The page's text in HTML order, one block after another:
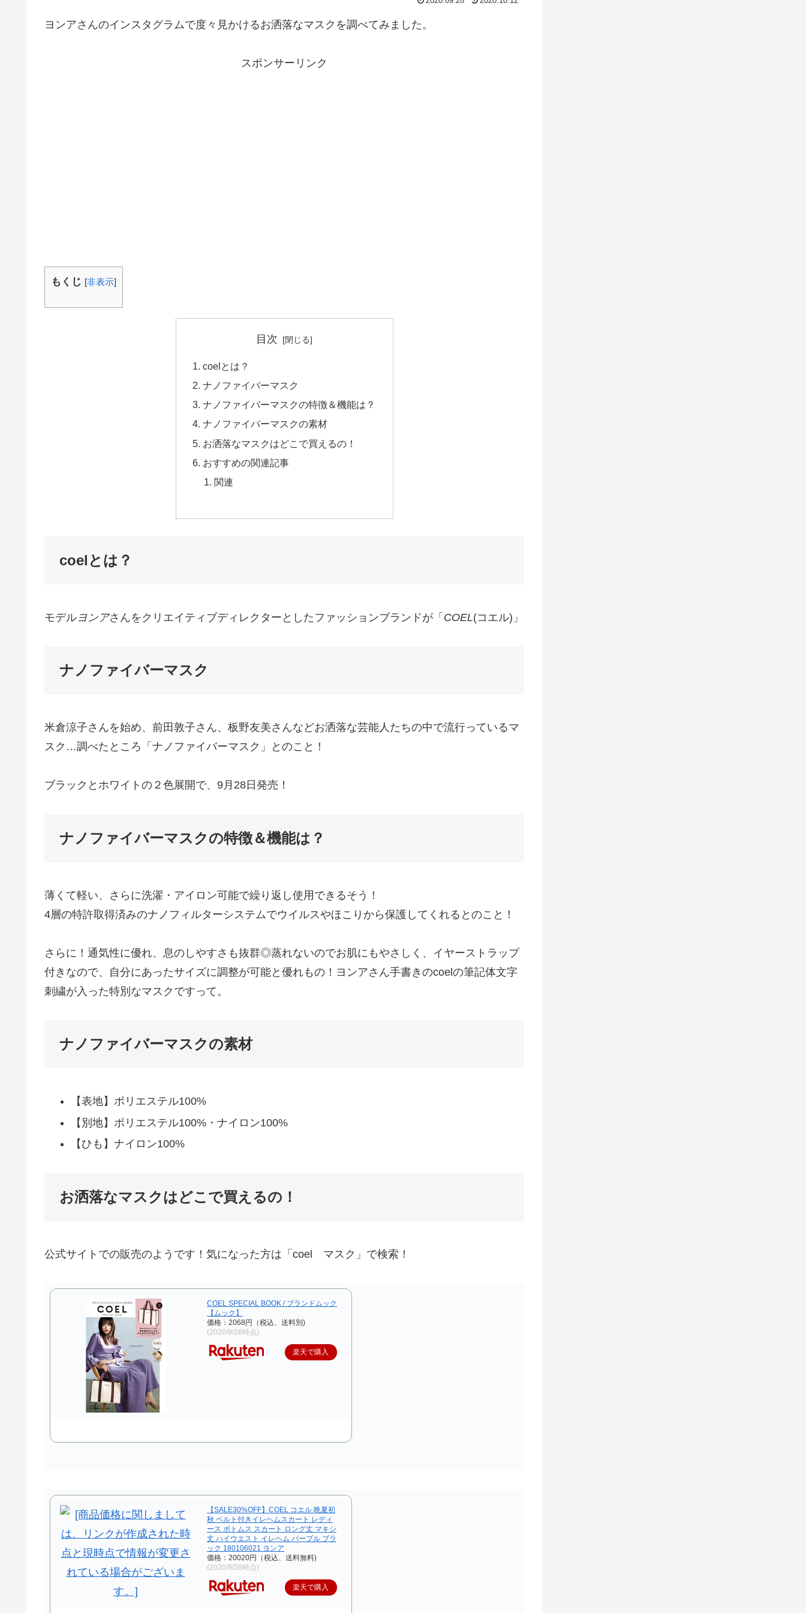
ヨンアさんのインスタグラムで度々見かけるお洒落なマスクを調べてみました。
スポンサーリンク
もくじ [非表示]
目次
coelとは？
ナノファイバーマスク
ナノファイバーマスクの特徴＆機能は？
ナノファイバーマスクの素材
お洒落なマスクはどこで買えるの！
おすすめの関連記事
関連
coelとは？
モデルヨンアさんをクリエイティブディレクターとしたファッションブランドが「 COEL(コエル)」
ナノファイバーマスク
米倉涼子さんを始め、前田敦子さん、板野友美さんなどお洒落な芸能人たちの中で流行っているマ
スク…調べたところ「ナノファイバーマスク」とのこと！
ブラックとホワイトの２色展開で、9月28日発売！
ナノファイバーマスクの特徴＆機能は？
薄くて軽い、さらに洗濯・アイロン可能で繰り返し使用できるそう！
4層の特許取得済みのナノフィルターシステムでウイルスやほこりから保護してくれるとのこと！
さらに！通気性に優れ、息のしやすさも抜群◎蒸れないのでお肌にもやさしく、イヤーストラップ
付きなので、自分にあったサイズに調整が可能と優れもの！ヨンアさん手書きのcoelの筆記体文字
刺繍が入った特別なマスクですって。
ナノファイバーマスクの素材
【表地】ポリエステル100%
【別地】ポリエステル100%・ナイロン100%
【ひも】ナイロン100%
お洒落なマスクはどこで買えるの！
公式サイトでの販売のようです！気になった方は「coel マスク」で検索！
COEL SPECIAL BOOK / ブランドムック
【ムック】
価格：2068円（税込、送料別)
(2020/9/28時点)
楽天で購入
【SALE30%OFF】COEL コエル 晩夏初
秋 ベルト付きイレヘムスカート レディ
ース ボトムス スカート ロング丈 マキシ
丈 ハイウエスト イレヘム パープル ブラ
ック 180106021 ヨンア
価格：20020円（税込、送料無料)
(2020/9/28時点)
楽天で購入